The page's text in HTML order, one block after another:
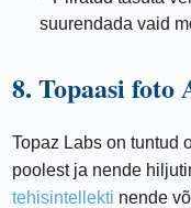
suurendada vaid
8. Topaasi foto
Topaz Labs on tuntud
poolest ja nende
tehisintellekti nende